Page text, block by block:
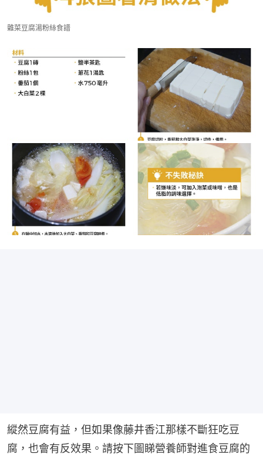
雜菜豆腐湯粉絲食譜
縱然豆腐有益，但如果像藤井香江那樣不斷狂吃豆
腐，也會有反效果。請按下圖睇營養師對進食豆腐的